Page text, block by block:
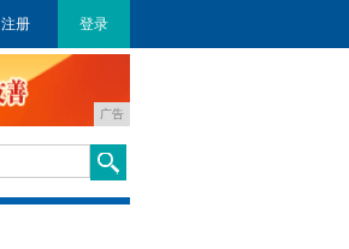
注册 登录
广告